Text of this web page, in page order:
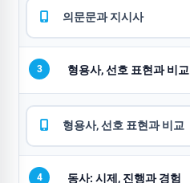
의문문과 지시사
3 형용사, 선호 표현과 비교
형용사, 선호 표현과 비교
4 동사: 시제, 진행과 경험